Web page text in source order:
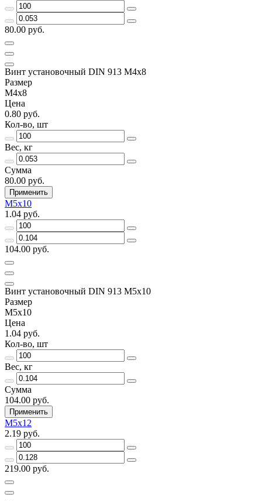
80.00 руб.
Винт установочный DIN 913 М4х8
Размер
М4х8
Цена
0.80 руб.
Кол-во, шт
Вес, кг
Сумма
80.00 руб.
Применить
М5х10
1.04 руб.
104.00 руб.
Винт установочный DIN 913 М5х10
Размер
М5х10
Цена
1.04 руб.
Кол-во, шт
Вес, кг
Сумма
104.00 руб.
Применить
М5х12
2.19 руб.
219.00 руб.